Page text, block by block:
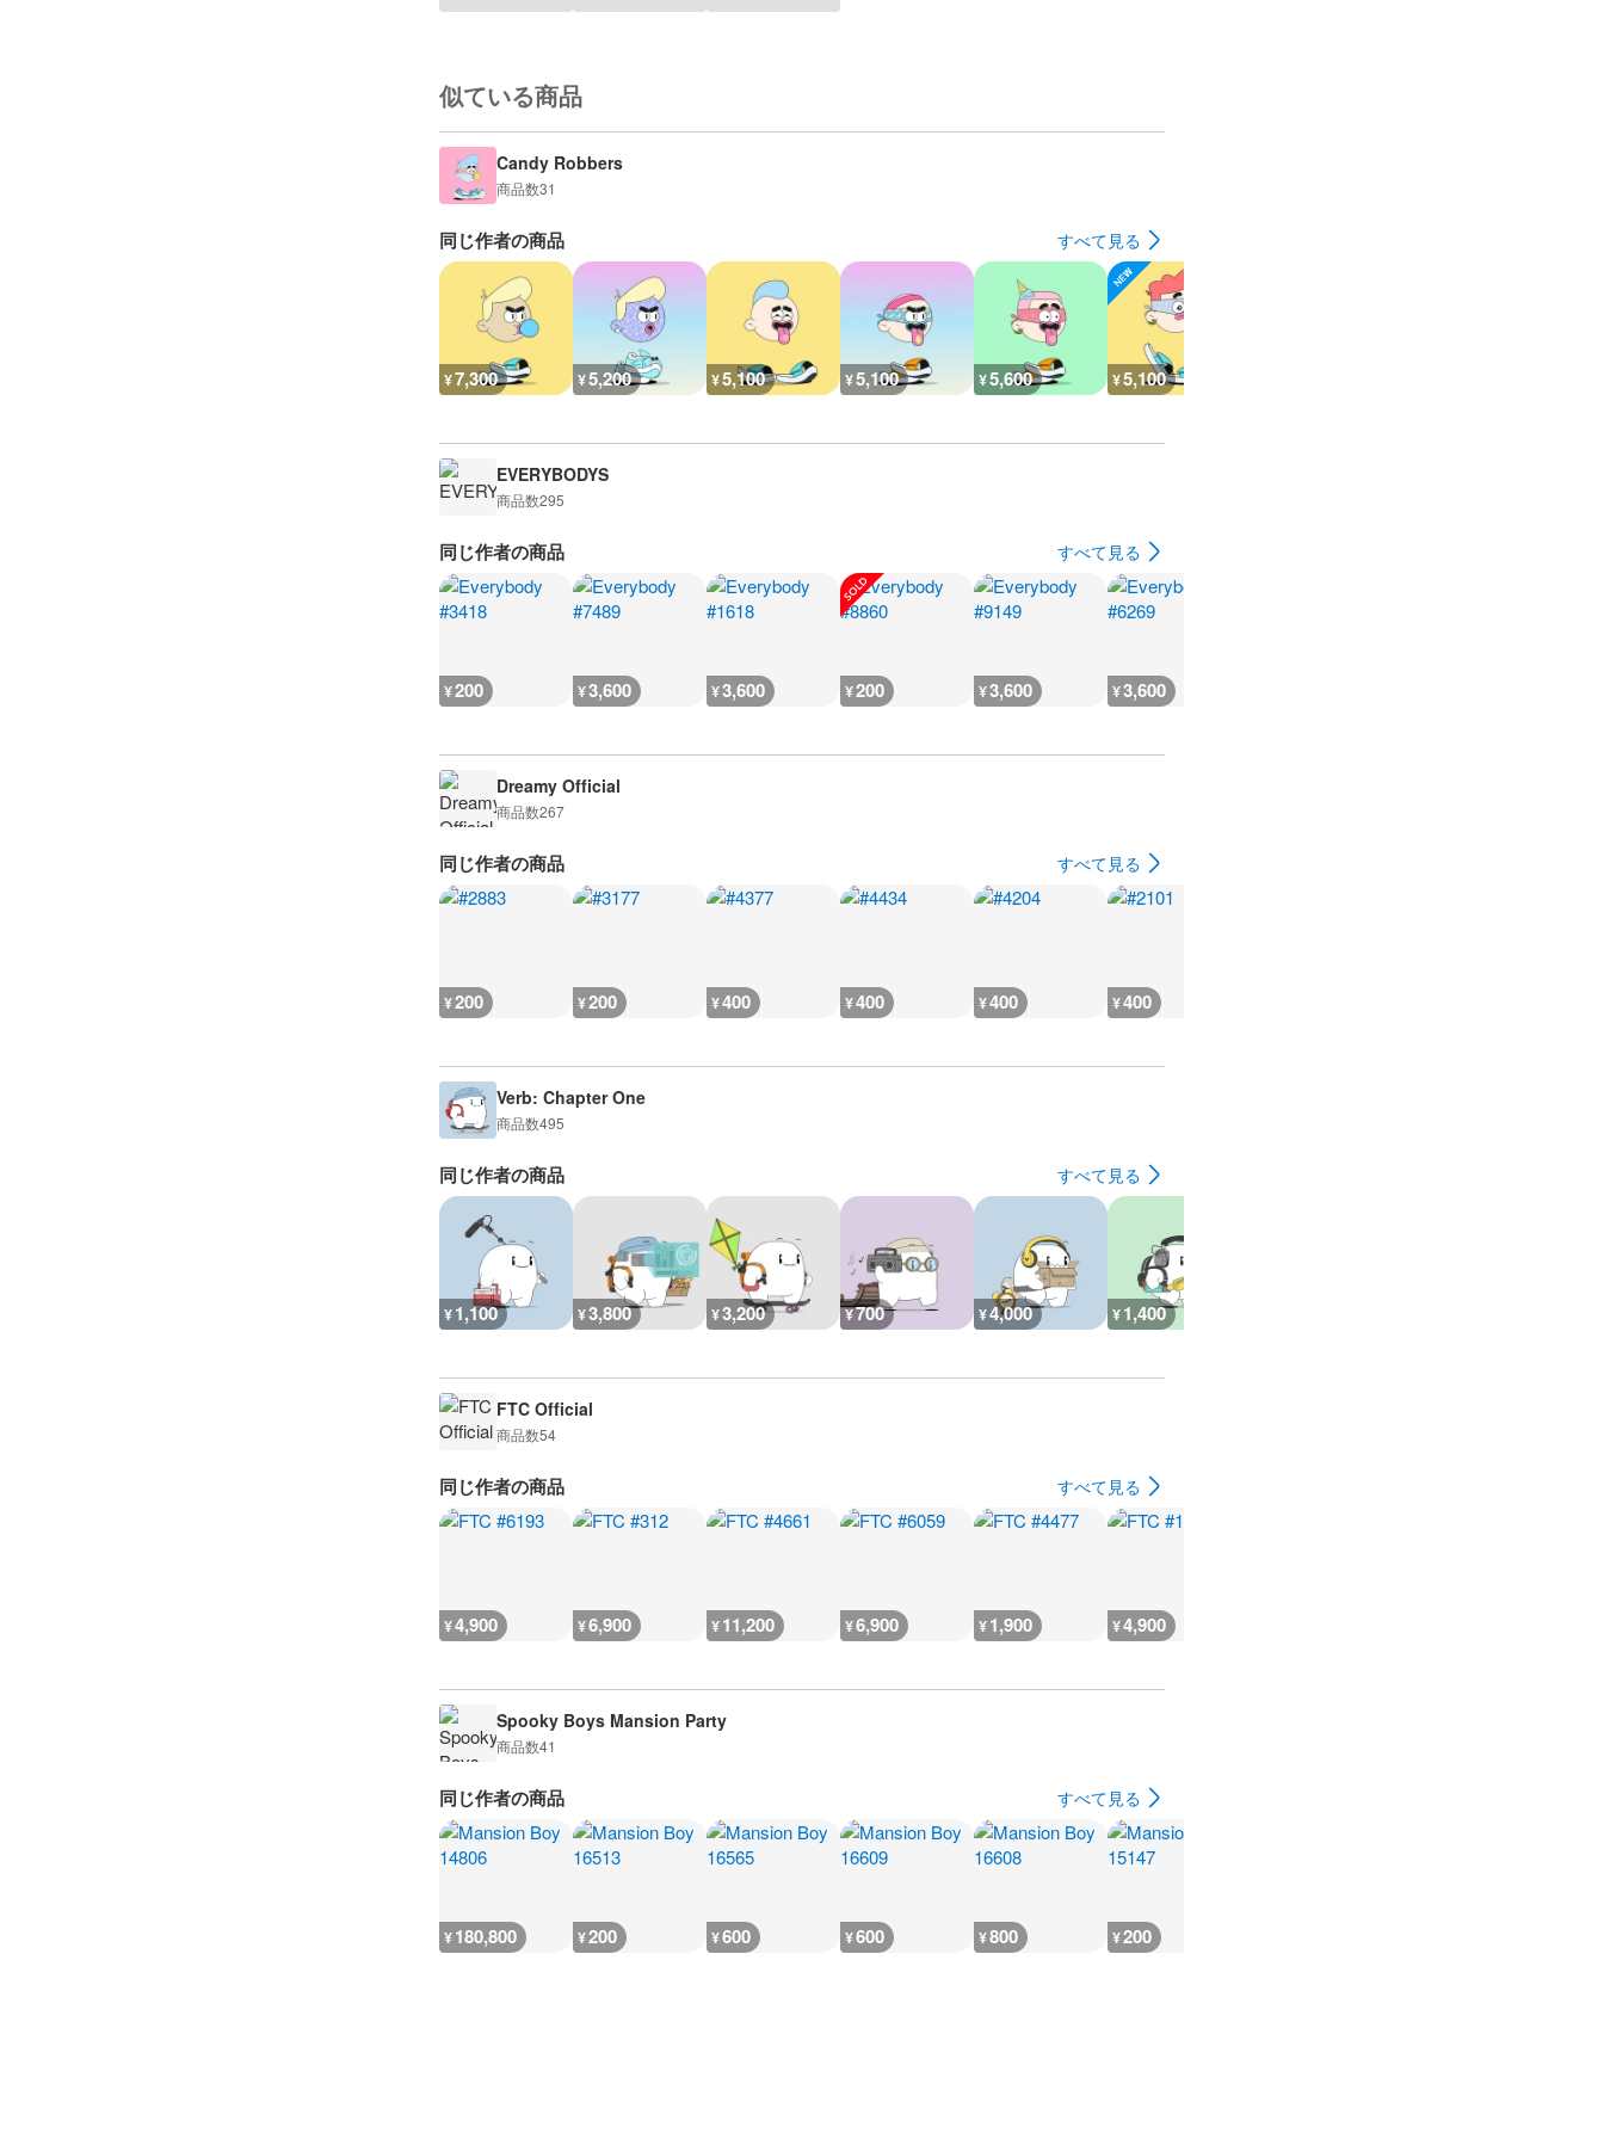
似ている商品
Candy Robbers
商品数31
同じ作者の商品 すべて見る
¥7,300 ¥5,200 ¥5,100 ¥5,100 ¥5,600 ¥5,100
EVERYBODYS
商品数295
同じ作者の商品 すべて見る
¥200 ¥3,600 ¥3,600 ¥200 ¥3,600 ¥3,600
Dreamy Official
商品数267
同じ作者の商品 すべて見る
¥200 ¥200 ¥400 ¥400 ¥400 ¥400
Verb: Chapter One
商品数495
同じ作者の商品 すべて見る
¥1,100 ¥3,800 ¥3,200 ¥700 ¥4,000 ¥1,400
FTC Official
商品数54
同じ作者の商品 すべて見る
¥4,900 ¥6,900 ¥11,200 ¥6,900 ¥1,900 ¥4,900
Spooky Boys Mansion Party
商品数41
同じ作者の商品 すべて見る
¥180,800 ¥200 ¥600 ¥600 ¥800 ¥200